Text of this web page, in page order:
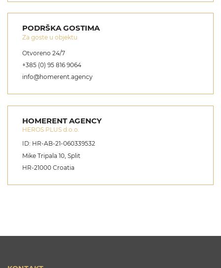
PODRŠKA GOSTIMA
Za goste u objektu
Otvoreno 24/7
+385 (0) 95 816 9064
info@homerent.agency
HOMERENT AGENCY
HEROS PLUS d.o.o.
ID: HR-AB-21-060339532
Mike Tripala 10, Split
HR-21000 Croatia